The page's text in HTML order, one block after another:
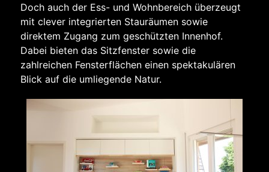
Doch auch der Ess- und Wohnbereich überzeugt
mit clever integrierten Stauräumen sowie
direktem Zugang zum geschützten Innenhof.
Dabei bieten das Sitzfenster sowie die
zahlreichen Fensterflächen einen spektakulären
Blick auf die umliegende Natur.